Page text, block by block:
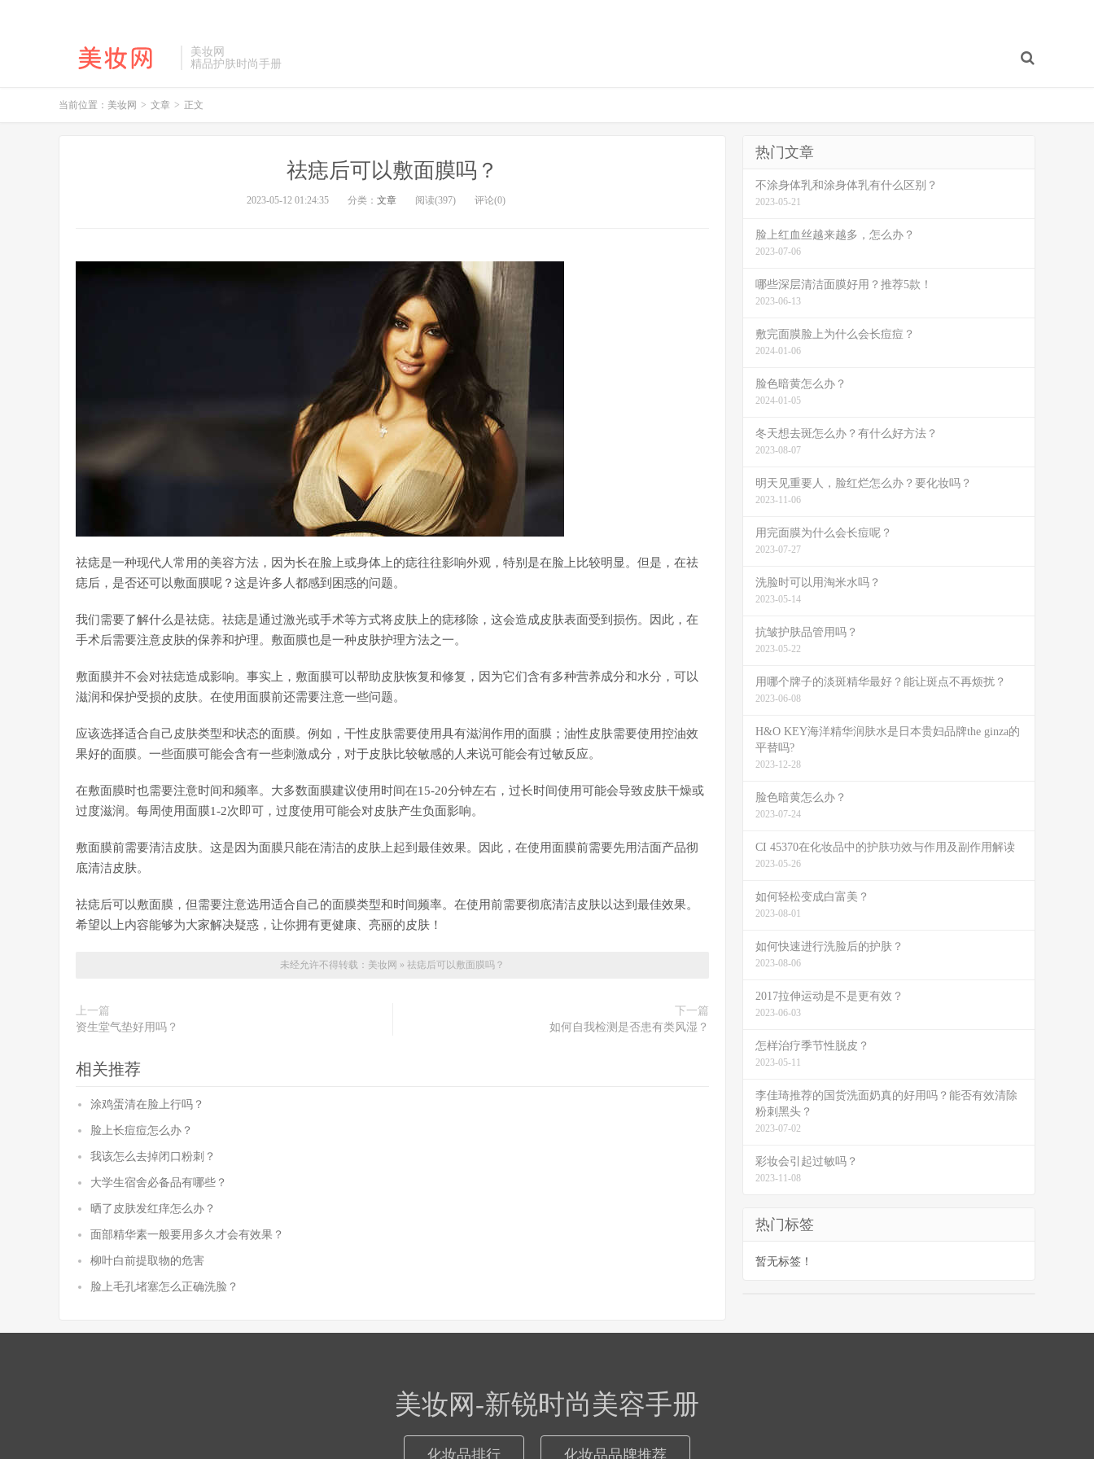
美妆网
精品护肤时尚手册
当前位置： 美妆网 > 文章 > 正文
祛痣后可以敷面膜吗？
2023-05-12 01:24:35 分类： 文章 阅读(397) 评论(0)
祛痣是一种现代人常用的美容方法，因为长在脸上或身体上的痣往往影响外观，特别是在脸上比较明显。但是，在祛
痣后，是否还可以敷面膜呢？这是许多人都感到困惑的问题。
我们需要了解什么是祛痣。祛痣是通过激光或手术等方式将皮肤上的痣移除，这会造成皮肤表面受到损伤。因此，在
手术后需要注意皮肤的保养和护理。敷面膜也是一种皮肤护理方法之一。
敷面膜并不会对祛痣造成影响。事实上，敷面膜可以帮助皮肤恢复和修复，因为它们含有多种营养成分和水分，可以
滋润和保护受损的皮肤。在使用面膜前还需要注意一些问题。
应该选择适合自己皮肤类型和状态的面膜。例如，干性皮肤需要使用具有滋润作用的面膜；油性皮肤需要使用控油效
果好的面膜。一些面膜可能会含有一些刺激成分，对于皮肤比较敏感的人来说可能会有过敏反应。
在敷面膜时也需要注意时间和频率。大多数面膜建议使用时间在15-20分钟左右，过长时间使用可能会导致皮肤干燥或
过度滋润。每周使用面膜1-2次即可，过度使用可能会对皮肤产生负面影响。
敷面膜前需要清洁皮肤。这是因为面膜只能在清洁的皮肤上起到最佳效果。因此，在使用面膜前需要先用洁面产品彻
底清洁皮肤。
祛痣后可以敷面膜，但需要注意选用适合自己的面膜类型和时间频率。在使用前需要彻底清洁皮肤以达到最佳效果。
希望以上内容能够为大家解决疑惑，让你拥有更健康、亮丽的皮肤！
未经允许不得转载： 美妆网 » 祛痣后可以敷面膜吗？
上一篇
资生堂气垫好用吗？
下一篇
如何自我检测是否患有类风湿？
相关推荐
涂鸡蛋清在脸上行吗？
脸上长痘痘怎么办？
我该怎么去掉闭口粉刺？
大学生宿舍必备品有哪些？
晒了皮肤发红痒怎么办？
面部精华素一般要用多久才会有效果？
柳叶白前提取物的危害
脸上毛孔堵塞怎么正确洗脸？
热门文章
不涂身体乳和涂身体乳有什么区别？
2023-05-21
脸上红血丝越来越多，怎么办？
2023-07-06
哪些深层清洁面膜好用？推荐5款！
2023-06-13
敷完面膜脸上为什么会长痘痘？
2024-01-06
脸色暗黄怎么办？
2024-01-05
冬天想去斑怎么办？有什么好方法？
2023-08-07
明天见重要人，脸红烂怎么办？要化妆吗？
2023-11-06
用完面膜为什么会长痘呢？
2023-07-27
洗脸时可以用淘米水吗？
2023-05-14
抗皱护肤品管用吗？
2023-05-22
用哪个牌子的淡斑精华最好？能让斑点不再烦扰？
2023-06-08
H&O KEY海洋精华润肤水是日本贵妇品牌the ginza的
平替吗?
2023-12-28
脸色暗黄怎么办？
2023-07-24
CI 45370在化妆品中的护肤功效与作用及副作用解读
2023-05-26
如何轻松变成白富美？
2023-08-01
如何快速进行洗脸后的护肤？
2023-08-06
2017拉伸运动是不是更有效？
2023-06-03
怎样治疗季节性脱皮？
2023-05-11
李佳琦推荐的国货洗面奶真的好用吗？能否有效清除
粉刺黑头？
2023-07-02
彩妆会引起过敏吗？
2023-11-08
热门标签
暂无标签！
美妆网-新锐时尚美容手册
化妆品排行 化妆品品牌推荐